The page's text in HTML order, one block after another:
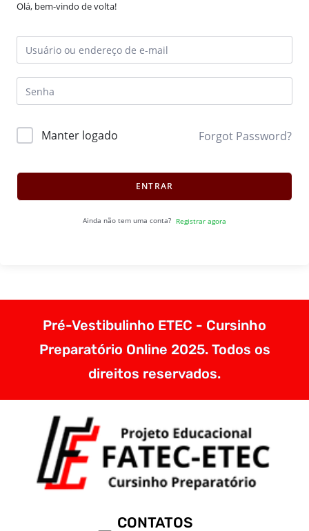
Olá, bem-vindo de volta!
Manter logado Forgot Password?
ENTRAR
Ainda não tem uma conta? Registrar agora
Pré-Vestibulinho ETEC - Cursinho
Preparatório Online 2025. Todos os
direitos reservados.
CONTATOS